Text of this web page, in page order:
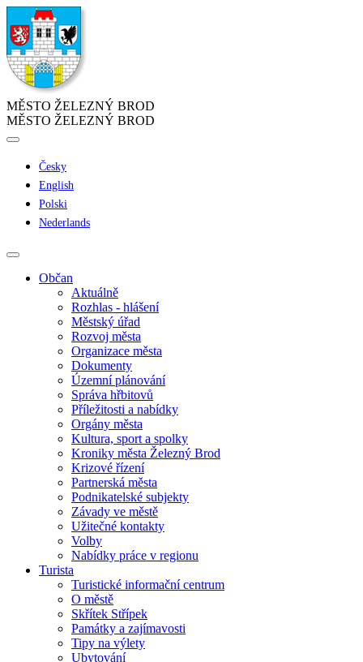
MĚSTO ŽELEZNÝ BROD
MĚSTO ŽELEZNÝ BROD
Česky
English
Polski
Nederlands
Občan
Aktuálně
Rozhlas - hlášení
Městský úřad
Rozvoj města
Organizace města
Dokumenty
Územní plánování
Správa hřbitovů
Příležitosti a nabídky
Orgány města
Kultura, sport a spolky
Kroniky města Železný Brod
Krizové řízení
Partnerská města
Podnikatelské subjekty
Závady ve městě
Užitečné kontakty
Volby
Nabídky práce v regionu
Turista
Turistické informační centrum
O městě
Skřítek Střípek
Památky a zajímavosti
Tipy na výlety
Ubytování